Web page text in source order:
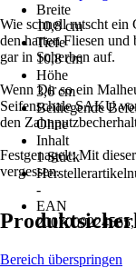
Breite
10,8 cm
Tiefe
10,8 cm
Höhe
3,6 cm
Beiliegende
Ohne
Inhalt
1 Stück
-
EAN
Wie schnell rutscht ein
den harten Fliesen und
gar in Scherben auf.
Wenn Dir so ein
Seifenschale SAKU
den
Festgenagelt: Mit
vergessen.
Bereich überspringen